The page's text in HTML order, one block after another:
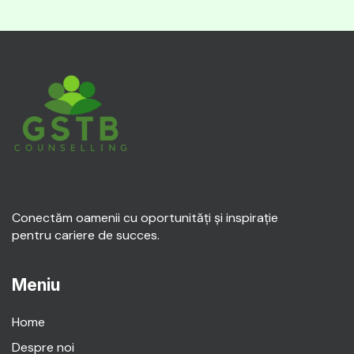
Conectăm oamenii cu oportunități și inspirație
pentru cariere de succes.
Meniu
Home
Despre noi